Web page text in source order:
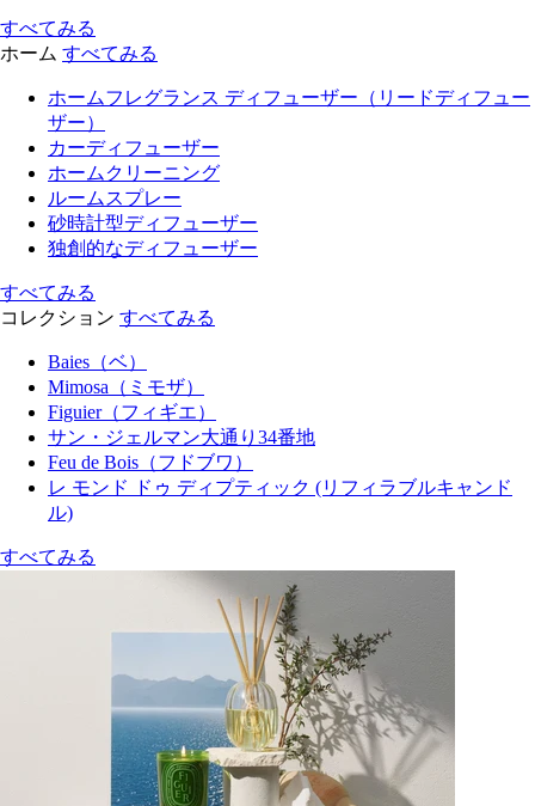
すべてみる
ホーム すべてみる
ホームフレグランス ディフューザー（リードディフュー
ザー）
カーディフューザー
ホームクリーニング
ルームスプレー
砂時計型ディフューザー
独創的なディフューザー
すべてみる
コレクション すべてみる
Baies（ベ）
Mimosa（ミモザ）
Figuier（フィギエ）
サン・ジェルマン大通り34番地
Feu de Bois（フドブワ）
レ モンド ドゥ ディプティック (リフィラブルキャンド
ル)
すべてみる